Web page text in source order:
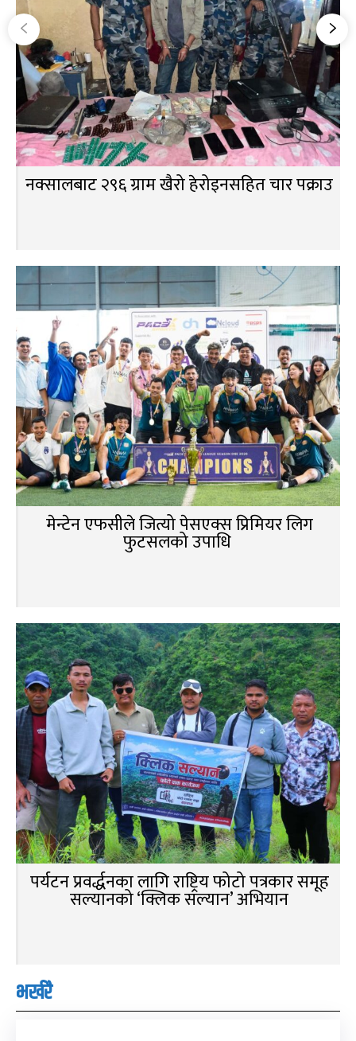
नक्सालबाट २९६ ग्राम खैरो हेरोइनसहित चार पक्राउ
मेन्टेन एफसीले जित्यो पेसएक्स प्रिमियर लिग
फुटसलको उपाधि
पर्यटन प्रवर्द्धनका लागि राष्ट्रिय फोटो पत्रकार समूह
सल्यानको ‘क्लिक सल्यान’ अभियान
भर्खरै